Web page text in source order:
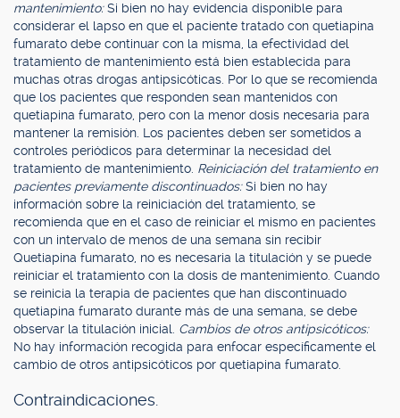
mantenimiento:Si bien no hay evidencia disponible para
considerar el lapso en que el paciente tratado con quetiapina
fumarato debe continuar con la misma, la efectividad del
tratamiento de mantenimiento está bien establecida para
muchas otras drogas antipsicóticas. Por lo que se recomienda
que los pacientes que responden sean mantenidos con
quetiapina fumarato, pero con la menor dosis necesaria para
mantener la remisión. Los pacientes deben ser sometidos a
controles periódicos para determinar la necesidad del
tratamiento de mantenimiento. Reiniciación del tratamiento en
pacientes previamente discontinuados:Si bien no hay
información sobre la reiniciación del tratamiento, se
recomienda que en el caso de reiniciar el mismo en pacientes
con un intervalo de menos de una semana sin recibir
Quetiapina fumarato, no es necesaria la titulación y se puede
reiniciar el tratamiento con la dosis de mantenimiento. Cuando
se reinicia la terapia de pacientes que han discontinuado
quetiapina fumarato durante más de una semana, se debe
observar la titulación inicial. Cambios de otros antipsicóticos:
No hay información recogida para enfocar específicamente el
cambio de otros antipsicóticos por quetiapina fumarato.
Contraindicaciones.